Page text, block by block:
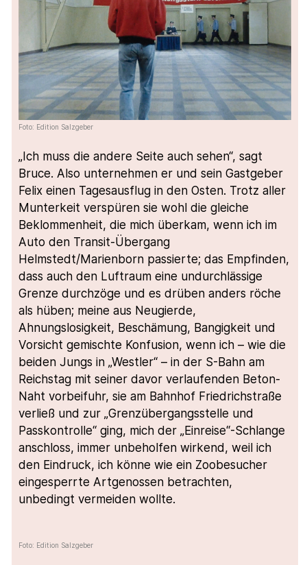
Foto: Edition Salzgeber
„Ich muss die andere Seite auch sehen“, sagt
Bruce. Also unternehmen er und sein Gastgeber
Felix einen Tagesausflug in den Osten. Trotz aller
Munterkeit verspüren sie wohl die gleiche
Beklommenheit, die mich überkam, wenn ich im
Auto den Transit-Übergang
Helmstedt/Marienborn passierte; das Empfinden,
dass auch den Luftraum eine undurchlässige
Grenze durchzöge und es drüben anders röche
als hüben; meine aus Neugierde,
Ahnungslosigkeit, Beschämung, Bangigkeit und
Vorsicht gemischte Konfusion, wenn ich – wie die
beiden Jungs in „Westler“ – in der S-Bahn am
Reichstag mit seiner davor verlaufenden Beton-
Naht vorbeifuhr, sie am Bahnhof Friedrichstraße
verließ und zur „Grenzübergangsstelle und
Passkontrolle“ ging, mich der „Einreise“-Schlange
anschloss, immer unbeholfen wirkend, weil ich
den Eindruck, ich könne wie ein Zoobesucher
eingesperrte Artgenossen betrachten,
unbedingt vermeiden wollte.
Foto: Edition Salzgeber